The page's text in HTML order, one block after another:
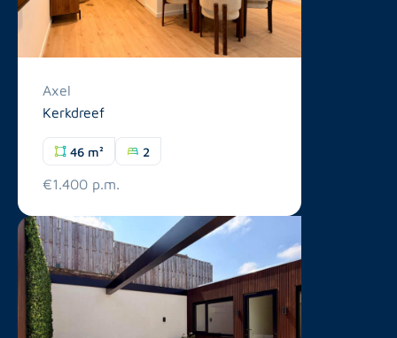
Axel
Kerkdreef
46 m² 2
€1.400 p.m.